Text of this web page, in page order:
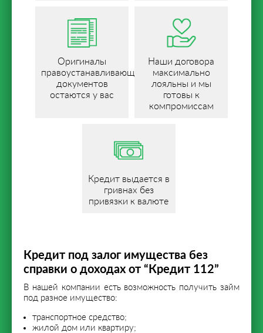
Оригиналы
правоустанавливающих
документов
остаются у вас
Наши договора
максимально
лояльны и мы
готовы к
компромиссам
Кредит выдается в
гривнах без
привязки к валюте
Кредит под залог имущества без
справки о доходах от “Кредит 112”
В нашей компании есть возможность получить займ
под разное имущество:
транспортное средство;
жилой дом или квартиру;